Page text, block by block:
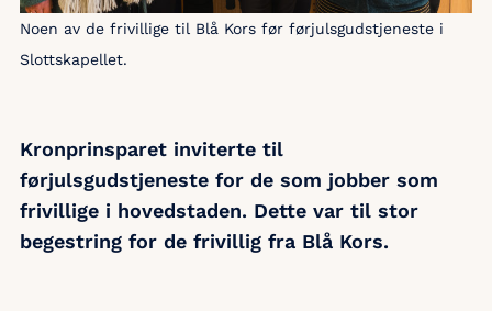
Noen av de frivillige til Blå Kors før førjulsgudstjeneste i
Slottskapellet.
Kronprinsparet inviterte til
førjulsgudstjeneste for de som jobber som
frivillige i hovedstaden. Dette var til stor
begestring for de frivillig fra Blå Kors.